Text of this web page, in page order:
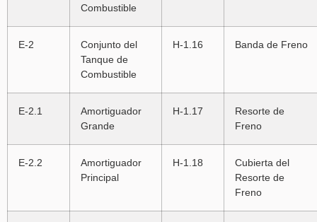
Combustible
E-2
Conjunto del
Tanque de
Combustible
H-1.16 Banda de Freno
E-2.1
Amortiguador
Grande
H-1.17
Resorte de
Freno
E-2.2
Amortiguador
Principal
H-1.18
Cubierta del
Resorte de
Freno